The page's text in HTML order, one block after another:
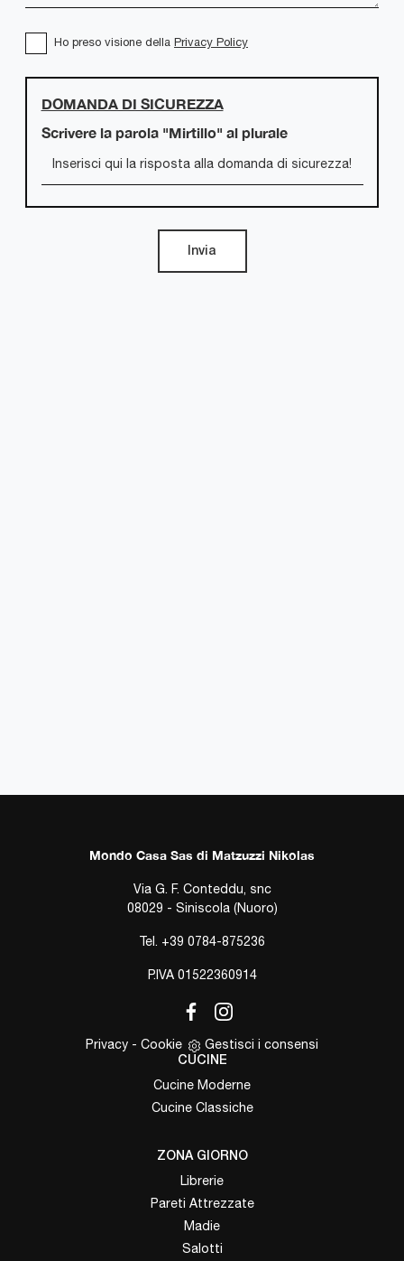
Ho preso visione della Privacy Policy
DOMANDA DI SICUREZZA
Scrivere la parola "Mirtillo" al plurale
Invia
Mondo Casa Sas di Matzuzzi Nikolas
Via G. F. Conteddu, snc
08029 - Siniscola (Nuoro)
Tel. +39 0784-875236
P.IVA 01522360914
Privacy - Cookie Gestisci i consensi
CUCINE
Cucine Moderne
Cucine Classiche
ZONA GIORNO
Librerie
Pareti Attrezzate
Madie
Salotti